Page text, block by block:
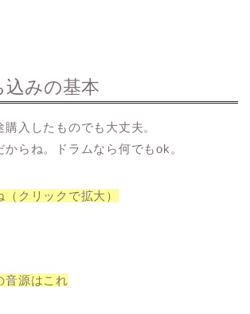
込みの基本
入したものでも大丈夫。
らね。ドラムなら何でもok。
クリックで拡大）
音源はこれ